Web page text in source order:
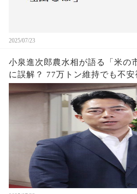
2025/07/23
小泉進次郎農水相が語る「米の
に誤解？ 77万トン維持でも不安
は？